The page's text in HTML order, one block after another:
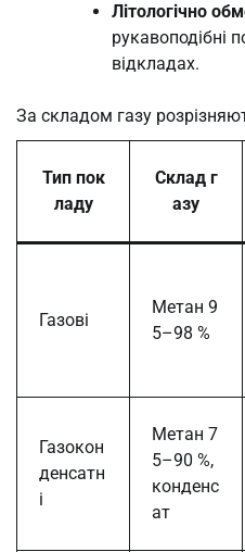
Літологічно
рукавоподібні
відкладах.
За складом газу
Тип пок
ладу
Склад г
азу
Газові
Метан 9
5–98 %
Газокон
денсатн
і
Метан 7
5–90 %,
конденс
ат